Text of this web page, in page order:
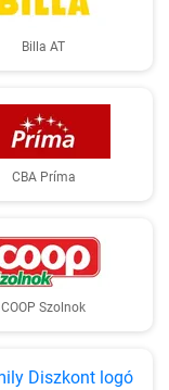
Billa AT
CBA Príma
COOP Szolnok